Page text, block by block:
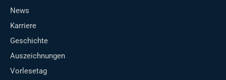
News
Karriere
Geschichte
Auszeichnungen
Vorlesetag